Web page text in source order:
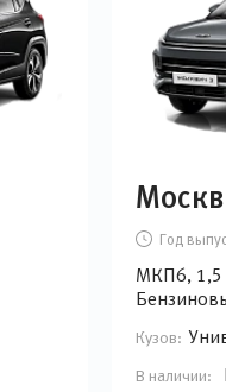
Год
МКП6, 1,5
Кузов:
В наличии: